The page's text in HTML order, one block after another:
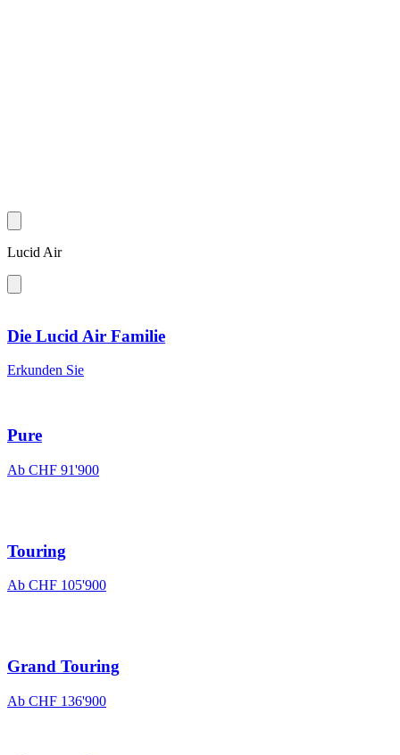
Lucid Air
Die Lucid Air Familie
Erkunden Sie
Pure
Ab CHF 91'900
Touring
Ab CHF 105'900
Grand Touring
Ab CHF 136'900